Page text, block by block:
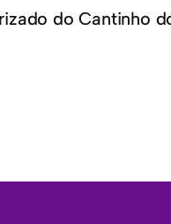
do Cantinho